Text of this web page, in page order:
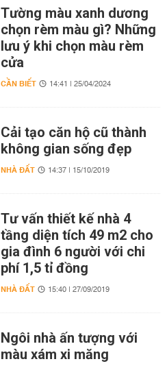
Tường màu xanh dương
chọn rèm màu gì? Những
lưu ý khi chọn màu rèm
cửa
CẦN BIẾT 14:41 | 25/04/2024
Cải tạo căn hộ cũ thành
không gian sống đẹp
NHÀ ĐẤT 14:37 | 15/10/2019
Tư vấn thiết kế nhà 4
tầng diện tích 49 m2 cho
gia đình 6 người với chi
phí 1,5 tỉ đồng
NHÀ ĐẤT 15:40 | 27/09/2019
Ngôi nhà ấn tượng với
màu xám xi măng